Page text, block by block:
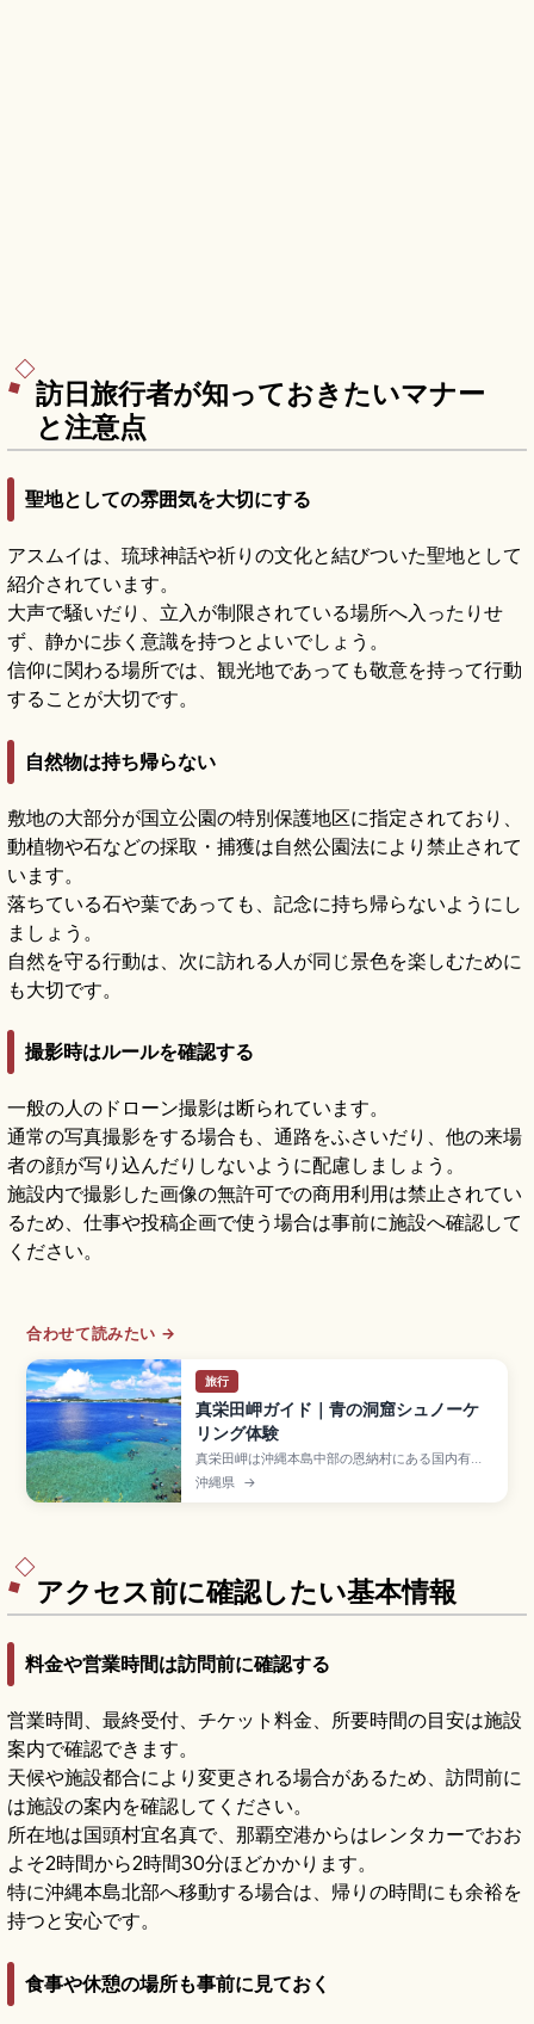
訪日旅行者が知っておきたいマナー
と注意点
聖地としての雰囲気を大切にする
アスムイは、琉球神話や祈りの文化と結びついた聖地として
紹介されています。
大声で騒いだり、立入が制限されている場所へ入ったりせ
ず、静かに歩く意識を持つとよいでしょう。
信仰に関わる場所では、観光地であっても敬意を持って行動
することが大切です。
自然物は持ち帰らない
敷地の大部分が国立公園の特別保護地区に指定されており、
動植物や石などの採取・捕獲は自然公園法により禁止されて
います。
落ちている石や葉であっても、記念に持ち帰らないようにし
ましょう。
自然を守る行動は、次に訪れる人が同じ景色を楽しむために
も大切です。
撮影時はルールを確認する
一般の人のドローン撮影は断られています。
通常の写真撮影をする場合も、通路をふさいだり、他の来場
者の顔が写り込んだりしないように配慮しましょう。
施設内で撮影した画像の無許可での商用利用は禁止されてい
るため、仕事や投稿企画で使う場合は事前に施設へ確認して
ください。
合わせて読みたい →
旅行
真栄田岬ガイド｜青の洞窟シュノーケ
リング体験
真栄田岬は沖縄本島中部の恩納村にある国内有数
のダイビング・シュノーケリングスポットで、洞
窟入口から差し込む光が水面を青く輝かせる「青
沖縄県 →
アクセス前に確認したい基本情報
料金や営業時間は訪問前に確認する
営業時間、最終受付、チケット料金、所要時間の目安は施設
案内で確認できます。
天候や施設都合により変更される場合があるため、訪問前に
は施設の案内を確認してください。
所在地は国頭村宜名真で、那覇空港からはレンタカーでおお
よそ2時間から2時間30分ほどかかります。
特に沖縄本島北部へ移動する場合は、帰りの時間にも余裕を
持つと安心です。
食事や休憩の場所も事前に見ておく